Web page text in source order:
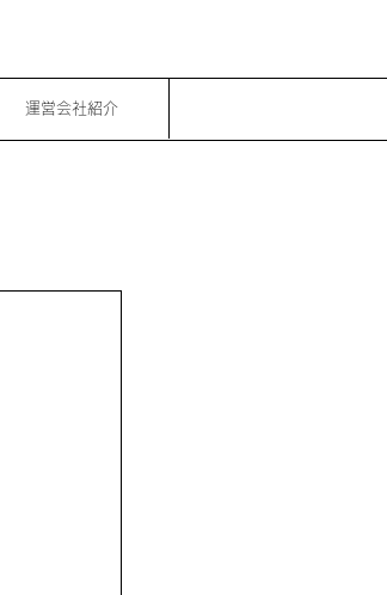
運営会社紹介